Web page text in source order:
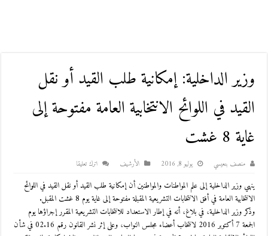
وزير الداخلية: إمكانية طلب القيد أو نقل
القيد في اللوائح الانتخابية العامة مفتوحة إلى
غاية 8 غشت‎
منصف بنعيسي يوليو 8, 2016 اﻷرشيف اترك تعليقا
ينهي وزير الداخلية إلى علم المواطنات والمواطنين أن إمكانية طلب القيد أو نقل القيد في اللوائح
الانتخابية العامة في أفق الانتخابات التشريعية المقبلة مفتوحة إلى غاية يوم 8 غشت المقبل.
وذكر وزير الداخلية، في بلاغ، أنه في إطار الاستعداد للانتخابات التشريعية المقرر إجراؤها يوم
الجمعة 7 أكتوبر 2016 لانتخاب أعضاء مجلس النواب، وعلى إثر نشر القانون رقم 02.16 في شأن